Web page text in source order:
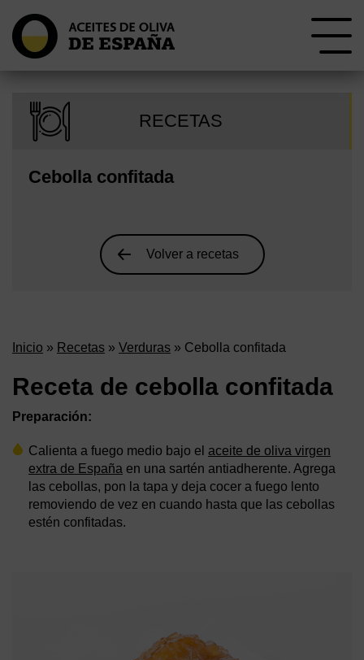
RECETAS
Cebolla confitada
Volver a recetas
Inicio » Recetas » Verduras » Cebolla confitada
Receta de cebolla confitada
Preparación:
Calienta a fuego medio bajo el aceite de oliva virgen
extra de España en una sartén antiadherente. Agrega
las cebollas, pon la tapa y deja cocer a fuego lento
removiendo de vez en cuando hasta que las cebollas
estén confitadas.